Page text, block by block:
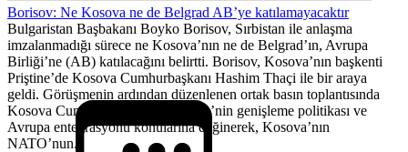
Borisov: Ne Kosova ne de Belgrad AB’ye katılamayacaktır
Bulgaristan Başbakanı Boyko Borisov, Sırbistan ile anlaşma
imzalanmadığı sürece ne Kosova’nın ne de Belgrad’ın, Avrupa
Birliği’ne (AB) katılacağını belirtti. Borisov, Kosova’nın başkenti
Priştine’de Kosova Cumhurbaşkanı Hashim Thaçi ile bir araya
geldi. Görüşmenin ardından düzenlenen ortak basın toplantısında
Kosova Cumhurbaşkanı Thaçi, AB’nin genişleme politikası ve
Avrupa entegrasyonu konularına değinerek, Kosova’nın
NATO’nun...